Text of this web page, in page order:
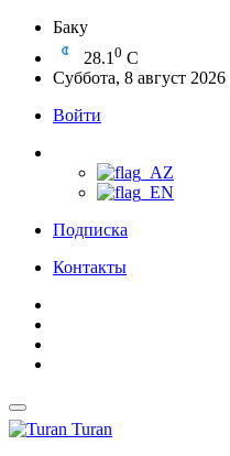
Баку
28.1 0 C
Суббота, 8 август 2026
Войти
Подписка
Контакты
Turan